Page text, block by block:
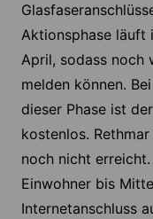
Aktionsphase läuft
April, sodass noch
melden können.
dieser Phase ist
kostenlos.
noch nicht
Einwohner bis
Internetanschluss